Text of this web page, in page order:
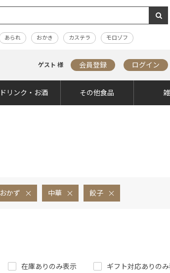
あられ おかき カステラ モロゾフ
ゲスト 様 会員登録 ログイン
ドリンク・お酒 その他食品
おかず 中華 餃子
在庫ありのみ表示 ギフト対応ありの